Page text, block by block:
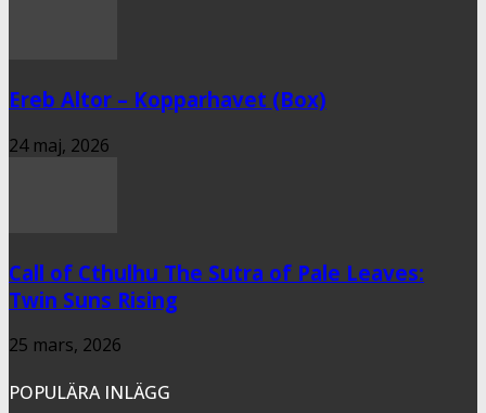
Ereb Altor – Kopparhavet (Box)
24 maj, 2026
Call of Cthulhu The Sutra of Pale Leaves:
Twin Suns Rising
25 mars, 2026
POPULÄRA INLÄGG